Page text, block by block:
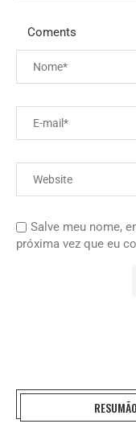
Coments
Salve meu nome,
próxima vez que eu